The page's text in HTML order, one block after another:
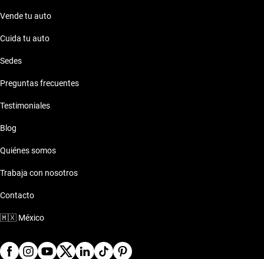
Vende tu auto
Cuida tu auto
Sedes
Preguntas frecuentes
Testimoniales
Blog
Quiénes somos
Trabaja con nosotros
Contacto
🇲🇽 México